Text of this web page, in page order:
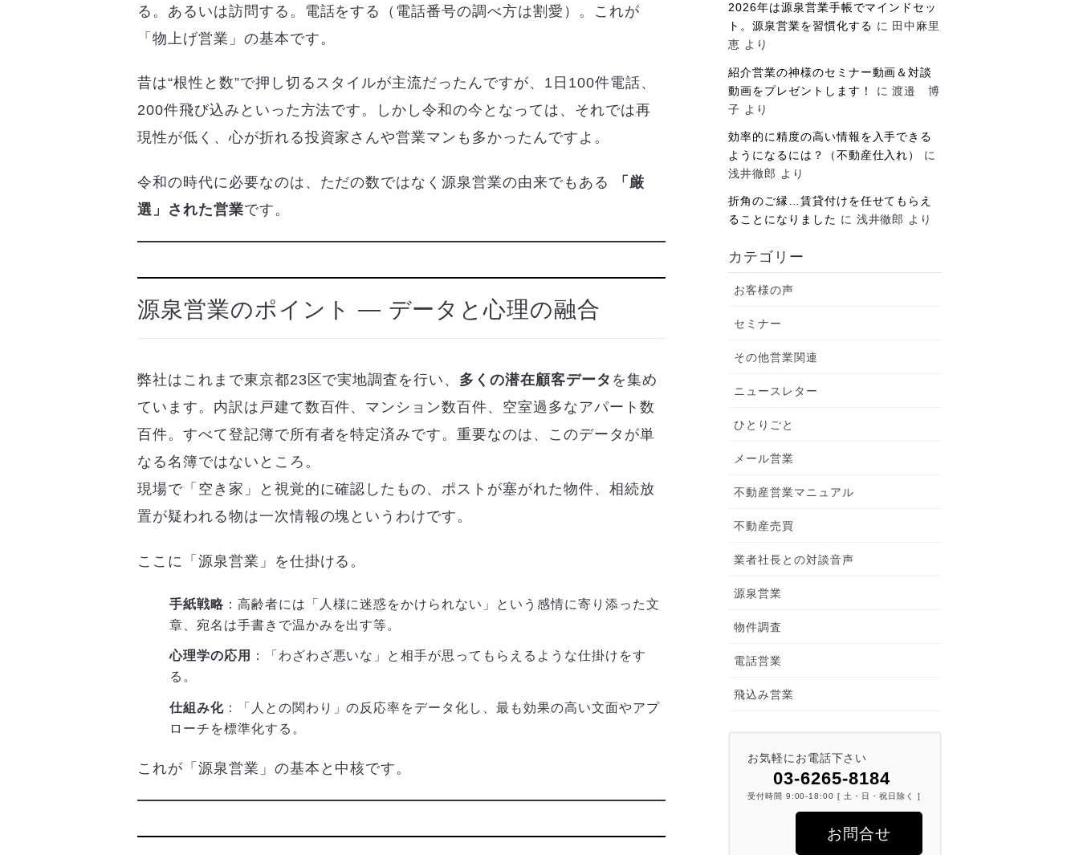
る。あるいは訪問する。電話をする（電話番号の調べ方は割愛）。これが
「物上げ営業」の基本です。
昔は“根性と数”で押し切るスタイルが主流だったんですが、1日100件電話、
200件飛び込みといった方法です。しかし令和の今となっては、それでは再
現性が低く、心が折れる投資家さんや営業マンも多かったんですよ。
令和の時代に必要なのは、ただの数ではなく源泉営業の由来でもある
「厳
選」された営業です。
源泉営業のポイント ― データと心理の融合
弊社はこれまで東京都23区で実地調査を行い、 多くの潜在顧客データ を集め
ています。内訳は戸建て数百件、マンション数百件、空室過多なアパート数
百件。すべて登記簿で所有者を特定済みです。重要なのは、このデータが単
なる名簿ではないところ。
現場で「空き家」と視覚的に確認したもの、ポストが塞がれた物件、相続放
置が疑われる物は一次情報の塊というわけです。
ここに「源泉営業」を仕掛ける。
手紙戦略 ：高齢者には「人様に迷惑をかけられない」という感情に寄り添った文
章、宛名は手書きで温かみを出す等。
心理学の応用
：「わざわざ悪いな」と相手が思ってもらえるような仕掛けをす
る。
仕組み化：「人との関わり」の反応率をデータ化し、最も効果の高い文面やアプ
ローチを標準化する。
これが「源泉営業」の基本と中核です。
2026年は源泉営業手帳でマインドセッ
ト。源泉営業を習慣化する に 田中麻里
恵 より
紹介営業の神様のセミナー動画＆対談
動画をプレゼントします！
に渡邉 博
子 より
効率的に精度の高い情報を入手できる
ようになるには？（不動産仕入れ）
に
浅井徹郎 より
折角のご縁…賃貸付けを任せてもらえ
ることになりました に 浅井徹郎 より
カテゴリー
お客様の声
セミナー
その他営業関連
ニュースレター
ひとりごと
メール営業
不動産営業マニュアル
不動産売買
業者社長との対談音声
源泉営業
物件調査
電話営業
飛込み営業
お気軽にお電話下さい
03-6265-8184
受付時間 9:00-18:00 [ 土・日・祝日除く ]
お問合せ